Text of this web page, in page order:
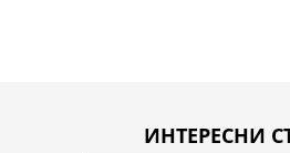
ИНТЕРЕСНИ